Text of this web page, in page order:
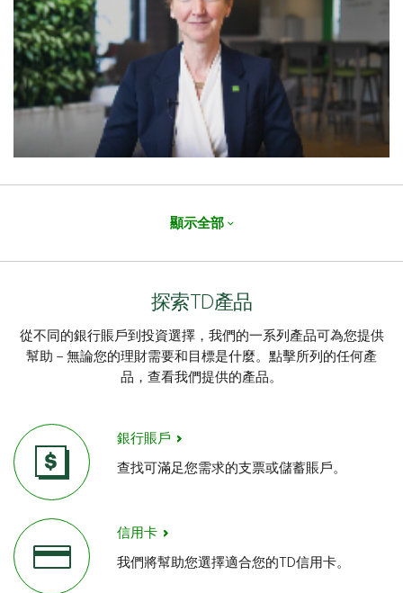
顯示全部
探索TD產品
從不同的銀行賬戶到投資選擇，我們的一系列產品可為您提供
幫助－無論您的理財需要和目標是什麼。點擊所列的任何產
品，查看我們提供的產品。
銀行賬戶
查找可滿足您需求的支票或儲蓄賬戶。
信用卡
我們將幫助您選擇適合您的TD信用卡。